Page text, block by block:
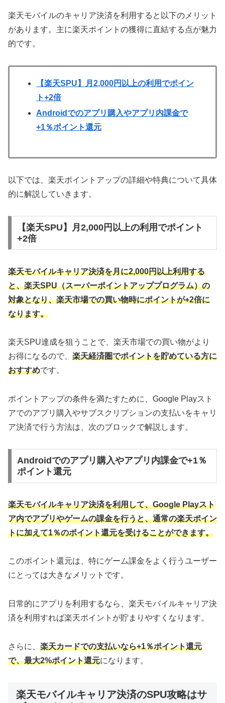
楽天モバイルのキャリア決済を利用すると以下のメリット
があります。主に楽天ポイントの獲得に直結する点が魅力
的です。
【楽天SPU】月2,000円以上の利用でポイン
ト+2倍
Androidでのアプリ購入やアプリ内課金で
+1％ポイント還元
以下では、楽天ポイントアップの詳細や特典について具体
的に解説していきます。
【楽天SPU】月2,000円以上の利用でポイント
+2倍
楽天モバイルキャリア決済を月に2,000円以上利用する
と、楽天SPU（スーパーポイントアッププログラム）の
対象となり、楽天市場での買い物時にポイントが+2倍に
なります。
楽天SPU達成を狙うことで、楽天市場での買い物がより
お得になるので、 楽天経済圏でポイントを貯めている方に
おすすめです。
ポイントアップの条件を満たすために、Google Playスト
アでのアプリ購入やサブスクリプションの支払いをキャリ
ア決済で行う方法は、次のブロックで解説します。
Androidでのアプリ購入やアプリ内課金で+1％
ポイント還元
楽天モバイルキャリア決済を利用して、Google Playスト
ア内でアプリやゲームの課金を行うと、通常の楽天ポイン
トに加えて1％のポイント還元を受けることができます。
このポイント還元は、特にゲーム課金をよく行うユーザー
にとっては大きなメリットです。
日常的にアプリを利用するなら、楽天モバイルキャリア決
済を利用すれば楽天ポイントが貯まりやすくなります。
さらに、 楽天カードでの支払いなら+1％ポイント還元
で、最大2%ポイント還元になります。
楽天モバイルキャリア決済のSPU攻略はサ